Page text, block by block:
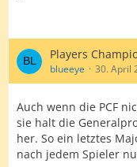
Players
blueeye 30. April
Auch wenn die PCF
sie halt die
her. So ein letztes
nach jedem Spieler